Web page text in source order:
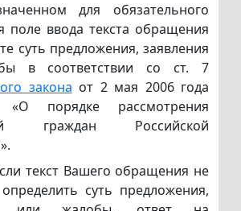
для обязательного
поле ввода текста обращения
суть предложения, заявления
в соответствии со ст. 7
закона от 2 мая 2006 года
порядке рассмотрения
граждан Российской
текст Вашего обращения не
суть предложения,